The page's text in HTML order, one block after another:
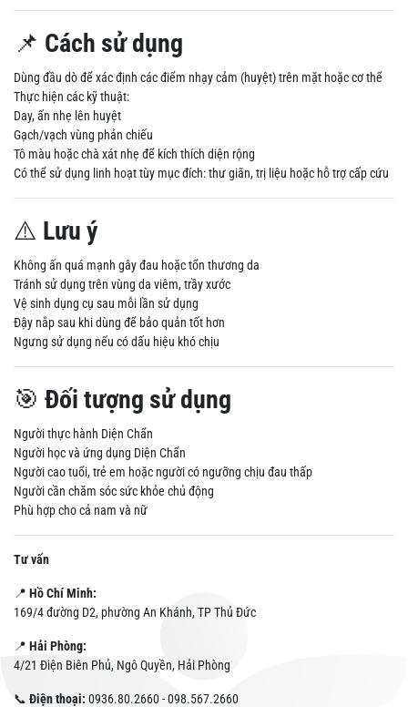
📌 Cách sử dụng
Dùng đầu dò để xác định các điểm nhạy cảm (huyệt) trên mặt hoặc cơ thể
Thực hiện các kỹ thuật:
Day, ấn nhẹ lên huyệt
Gạch/vạch vùng phản chiếu
Tô màu hoặc chà xát nhẹ để kích thích diện rộng
Có thể sử dụng linh hoạt tùy mục đích: thư giãn, trị liệu hoặc hỗ trợ cấp cứu
⚠️ Lưu ý
Không ấn quá mạnh gây đau hoặc tổn thương da
Tránh sử dụng trên vùng da viêm, trầy xước
Vệ sinh dụng cụ sau mỗi lần sử dụng
Đậy nắp sau khi dùng để bảo quản tốt hơn
Ngưng sử dụng nếu có dấu hiệu khó chịu
🎯 Đối tượng sử dụng
Người thực hành Diện Chẩn
Người học và ứng dụng Diện Chẩn
Người cao tuổi, trẻ em hoặc người có ngưỡng chịu đau thấp
Người cần chăm sóc sức khỏe chủ động
Phù hợp cho cả nam và nữ
Tư vấn
📍 Hồ Chí Minh:
169/4 đường D2, phường An Khánh, TP Thủ Đức
📍 Hải Phòng:
4/21 Điện Biên Phủ, Ngô Quyền, Hải Phòng
📞 Điện thoại: 0936.80.2660 - 098.567.2660